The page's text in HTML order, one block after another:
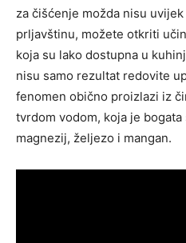
za čišćenje možda nisu
prljavštinu, možete otkriti
koja su lako dostupna u
nisu samo rezultat redovite
fenomen obično proizlazi iz
tvrdom vodom, koja je
magnezij, željezo i mangan.